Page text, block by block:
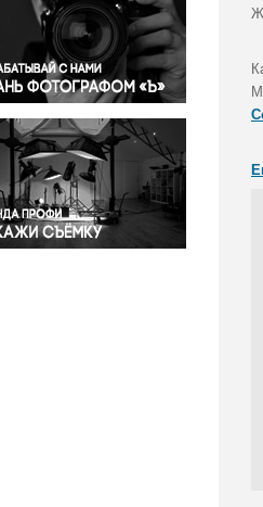
Политика
Правосудие
Происшествия и конфликты
Религия
Светская жизнь
Спорт
Экология
Экономика и бизнес